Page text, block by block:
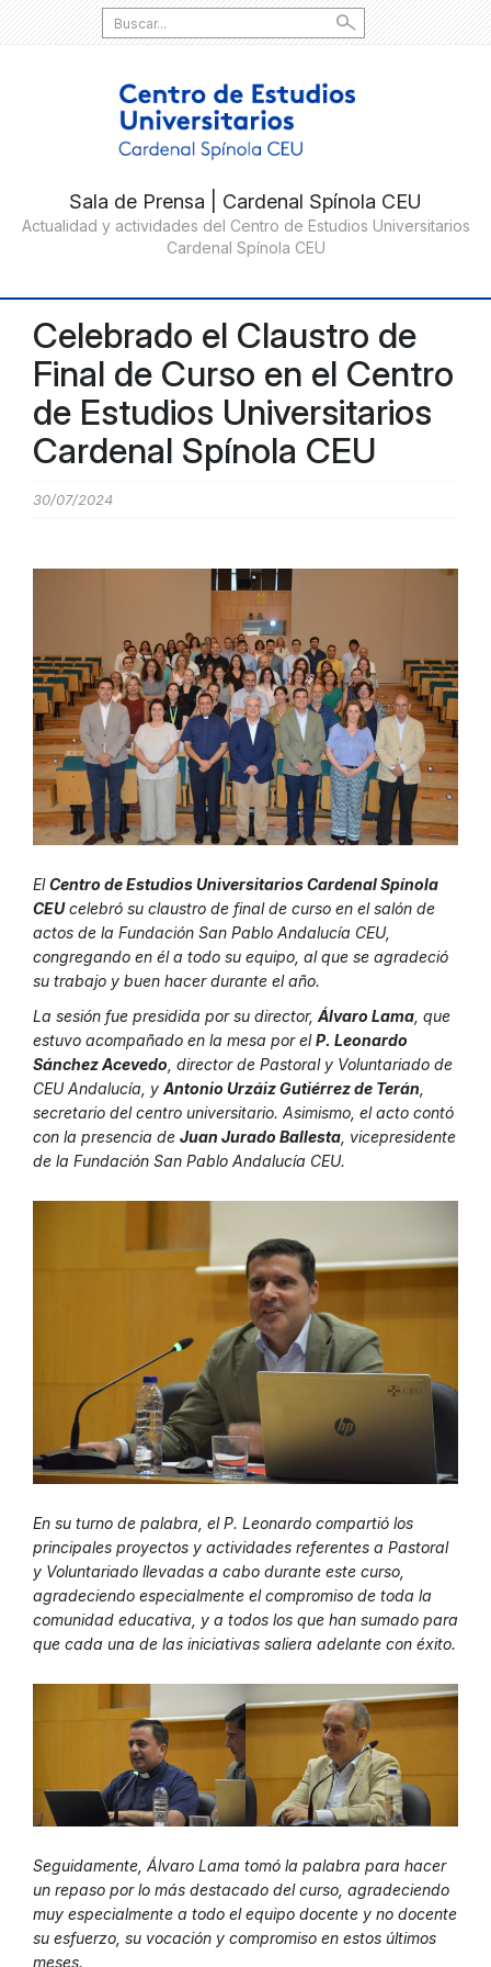
Search
for:
Celebrado el Claustro de
Final de Curso en el Centro
de Estudios Universitarios
Cardenal Spínola CEU
30/07/2024
ElCentro de Estudios Universitarios Cardenal Spínola
CEUcelebró su claustro de final de curso en el salón de
actos de la Fundación San Pablo Andalucía CEU,
congregando en él a todo su equipo, al que se agradeció
su trabajo y buen hacer durante el año.
La sesión fue presidida por su director, Álvaro Lama , que
estuvo acompañado en la mesa por elP. Leonardo
Sánchez Acevedo , director de Pastoral y Voluntariado de
CEU Andalucía, y Antonio Urzáiz Gutiérrez de Terán
secretario del centro universitario. Asimismo, el acto contó
con la presencia de Juan Jurado Ballesta , vicepresidente
de la Fundación San Pablo Andalucía CEU.
En su turno de palabra, el P. Leonardo compartió los
principales proyectos y actividades referentes a Pastoral
y Voluntariado llevadas a cabo durante este curso,
agradeciendo especialmente el compromiso de toda la
comunidad educativa, y a todos los que han sumado para
que cada una de las iniciativas saliera adelante con éxito.
Seguidamente, Álvaro Lama tomó la palabra para hacer
un repaso por lo más destacado del curso, agradeciendo
muy especialmente a todo el equipo docente y no docente
su esfuerzo, su vocación y compromiso en estos últimos
meses.